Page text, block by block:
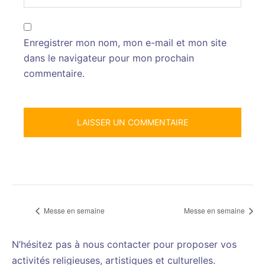
Enregistrer mon nom, mon e-mail et mon site
dans le navigateur pour mon prochain
commentaire.
Messe en semaine Messe en semaine
N’hésitez pas à nous contacter pour proposer vos
activités religieuses, artistiques et culturelles.